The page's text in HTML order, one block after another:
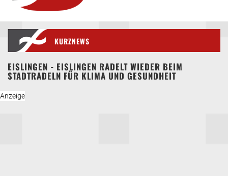
KURZNEWS
EISLINGEN - EISLINGEN RADELT WIEDER BEIM
STADTRADELN FÜR KLIMA UND GESUNDHEIT